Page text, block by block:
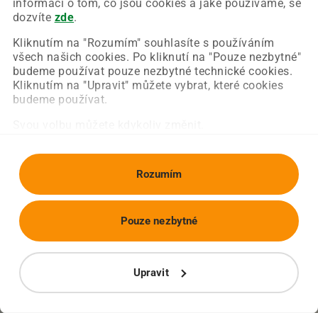
informací o tom, co jsou cookies a jaké používáme, se
dozvíte zde.
Kliknutím na "Rozumím" souhlasíte s používáním
všech našich cookies. Po kliknutí na "Pouze nezbytné"
budeme používat pouze nezbytné technické cookies.
Kliknutím na "Upravit" můžete vybrat, které cookies
budeme používat.
Rozumím
Upravit
Pouze nezbytné
Zkuste prosím znovu načíst požadovanou stránku.
Obnovit stránku Úvodní strana